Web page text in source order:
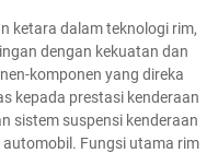
ketara dalam teknologi rim,
dengan kekuatan dan
komponen yang direka
kepada prestasi kenderaan
sistem suspensi kenderaan
Fungsi utama rim